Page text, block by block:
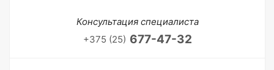
Консультация специалиста
+375 (25) 677-47-32